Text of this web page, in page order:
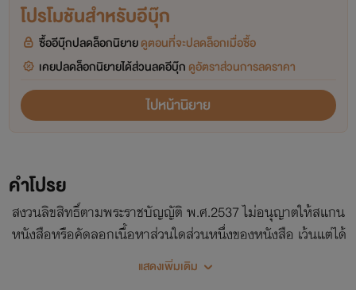
โปรโมชันสำหรับอีบุ๊ก
ซื้ออีบุ๊กปลดล็อกนิยายดูตอนที่จะปลดล็อกเมื่อซื้อ
เคยปลดล็อกนิยายได้ส่วนลดอีบุ๊ก ดูอัตราส่วนการลดราคา
ไปหน้านิยาย
คำโปรย
สงวนลิขสิทธิ์ตามพระราชบัญญัติ พ.ศ.2537 ไม่อนุญาตให้สแกน
หนังสือหรือคัดลอกเนื้อหาส่วนใดส่วนหนึ่งของหนังสือ เว้นแต่ได้
รับอนุญาตจากเจ้าของหนังสือเท่านั้น
แสดงเพิ่มเติม